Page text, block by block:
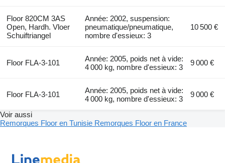
Floor 820CM 3AS
Open, Hardh. Vloer
Schuiftriangel
Année: 2002, suspension:
pneumatique/pneumatique,
nombre d'essieux: 3
10 500 €
Floor FLA-3-101
Année: 2005, poids net à vide:
4 000 kg, nombre d'essieux: 3
9 000 €
Floor FLA-3-101
Année: 2005, poids net à vide:
4 000 kg, nombre d'essieux: 3
9 000 €
Voir aussi
Remorques Floor en Tunisie Remorques Floor en France